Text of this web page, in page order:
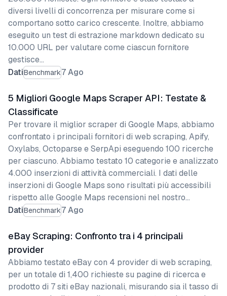
DatiBenchmark7 Ago
diversi livelli di concorrenza per misurare come si
comportano sotto carico crescente. Inoltre, abbiamo
eseguito un test di estrazione markdown dedicato su
10.000 URL per valutare come ciascun fornitore
gestisce…
DatiBenchmark7 Ago
5 Migliori Google Maps Scraper API: Testate &
Classificate
Per trovare il miglior scraper di Google Maps, abbiamo
confrontato i principali fornitori di web scraping, Apify,
Oxylabs, Octoparse e SerpApi eseguendo 100 ricerche
per ciascuno. Abbiamo testato 10 categorie e analizzato
4.000 inserzioni di attività commerciali. I dati delle
inserzioni di Google Maps sono risultati più accessibili
rispetto alle Google Maps recensioni nel nostro…
eBay Scraping: Confronto tra i 4 principali
provider
Abbiamo testato eBay con 4 provider di web scraping,
per un totale di 1,400 richieste su pagine di ricerca e
prodotto di 7 siti eBay nazionali, misurando sia il tasso di